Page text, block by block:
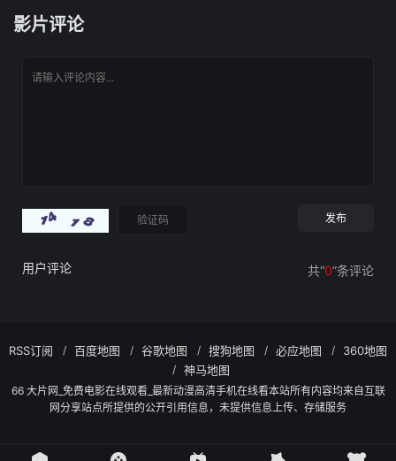
影片评论
共“0”条评论
用户评论
RSS订阅 百度地图 谷歌地图 搜狗地图 必应地图
360地图
神马地图
66 大片网_免费电影在线观看_最新动漫高清手机在线看本站所有内容均来自互联
网分享站点所提供的公开引用信息，未提供信息上传、存储服务